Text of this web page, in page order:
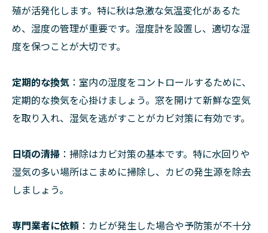
殖が活発化します。特に秋は急激な気温変化があるた
め、湿度の管理が重要です。湿度計を設置し、適切な湿
度を保つことが大切です。
定期的な換気 ：室内の湿度をコントロールするために、
定期的な換気を心掛けましょう。窓を開けて新鮮な空気
を取り入れ、湿気を逃がすことがカビ対策に有効です。
日頃の清掃 ：掃除はカビ対策の基本です。特に水回りや
湿気の多い場所はこまめに掃除し、カビの発生源を除去
しましょう。
専門業者に依頼 ：カビが発生した場合や予防策が不十分